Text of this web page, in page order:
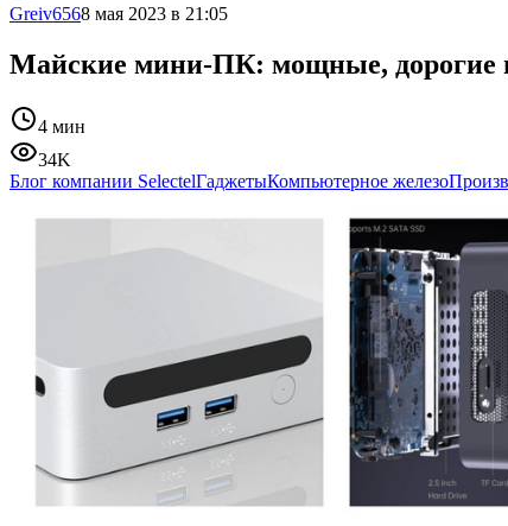
Greiv6568 мая 2023 в 21:05
Майские мини-ПК: мощные, дорогие и
4 мин
34K
Блог компании SelectelГаджетыКомпьютерное железо